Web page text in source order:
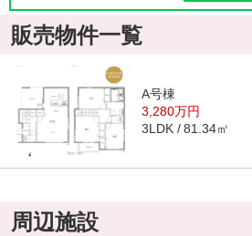
販売物件一覧
A号棟
3,280万円
3LDK 81.34㎡
周辺施設